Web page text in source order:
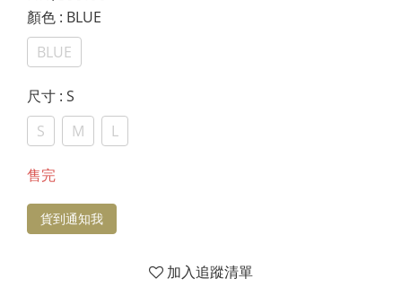
顏色 : BLUE
BLUE
尺寸 : S
S
M L
售完
貨到通知我
加入追蹤清單